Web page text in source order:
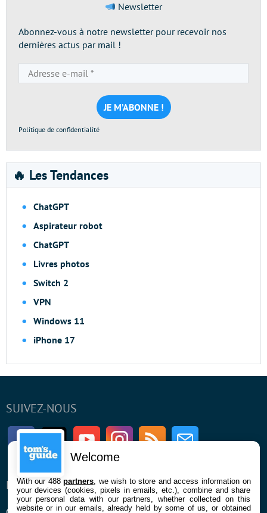
Newsletter
Abonnez-vous à notre newsletter pour recevoir nos
dernières actus par mail !
e-
mail
*
Politique de confidentialité
🔥 Les Tendances
ChatGPT
Aspirateur robot
ChatGPT
Livres photos
Switch 2
VPN
Windows 11
iPhone 17
SUIVEZ-NOUS
FacebookTwitter Youtube InstagramRSS Newsletter
ENTREPRISE À PROPOS
Welcome
With our 488partners , we wish to store and access information on
your devices (cookies, pixels in emails, etc.), combine and share
your personal data with our partners, whether collected on this
website or in our emails, already held by some of us, or obtained